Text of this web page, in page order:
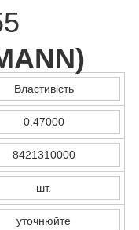
)
Властивість
0.47000
8421310000
шт.
уточнюйте